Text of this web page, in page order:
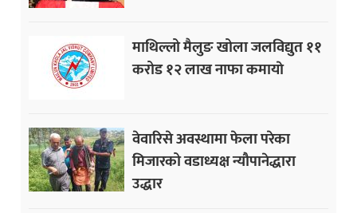
माथिल्लो मैलुङ खोला जलविद्युत ११
करोड १२ लाख नाफा कमायाे
वेवारिसे अवस्थामा फेला परेका
मिजारको वडाध्यक्ष न्यौपानेद्धारा
उद्धार